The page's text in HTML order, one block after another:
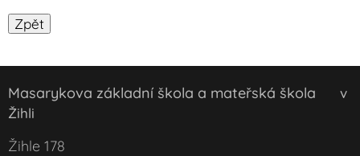
Masarykova základní škola a mateřská škola v
Žihli
Žihle 178